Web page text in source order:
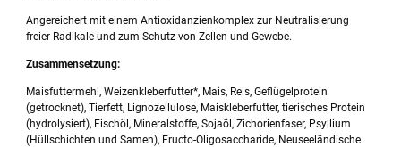
Angereichert mit einem Antioxidanzienkomplex zur Neutralisierung
freier Radikale und zum Schutz von Zellen und Gewebe.
Zusammensetzung:
Maisfuttermehl, Weizenkleberfutter*, Mais, Reis, Geflügelprotein
(getrocknet), Tierfett, Lignozellulose, Maiskleberfutter, tierisches Protein
(hydrolysiert), Fischöl, Mineralstoffe, Sojaöl, Zichorienfaser, Psyllium
(Hüllschichten und Samen), Fructo-Oligosaccharide, Neuseeländische